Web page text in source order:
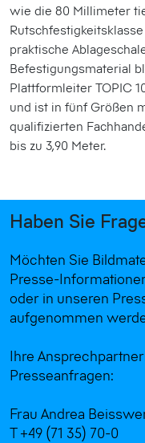
wie die 80 Millimeter
praktische
Befestigungsmaterial
Plattformleiter TOPIC
und ist in fünf Größen
qualifizierten
bis zu 3,90 Meter.
Haben Sie
Möchten Sie
Presse-
oder in unseren
aufgenommen
Ihre
Presseanfragen:
Frau Andrea
T +49 (71 35) 70-0